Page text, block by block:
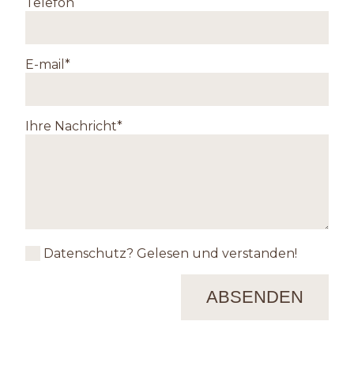
Telefon
Pflichtfeld
E-mail *
Pflichtfeld
Ihre Nachricht*
Datenschutz? Gelesen und verstanden!
ABSENDEN